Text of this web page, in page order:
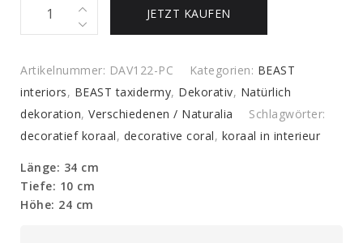
quantity
JETZT KAUFEN
Artikelnummer: DAV122-PC Kategorien: BEAST
interiors, BEAST taxidermy, Dekorativ, Natürlich
dekoration, Verschiedenen / Naturalia
Schlagwörter:
decoratief koraal, decorative coral, koraal in interieur
Länge: 34 cm
Tiefe: 10 cm
Höhe: 24 cm